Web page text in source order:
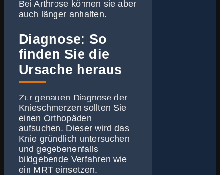
Bei Arthrose können sie aber
auch länger anhalten.
Diagnose: So
finden Sie die
Ursache heraus
Zur genauen Diagnose der
Knieschmerzen sollten Sie
einen Orthopäden
aufsuchen. Dieser wird das
Knie gründlich untersuchen
und gegebenenfalls
bildgebende Verfahren wie
ein MRT einsetzen.